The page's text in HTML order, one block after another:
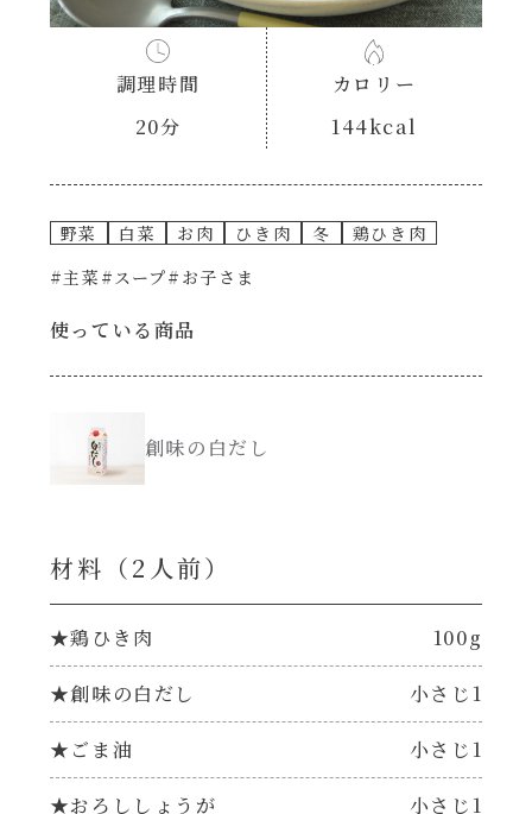
おつまみ/おやつ
ごはんもの
本気中華
肉ピクキノピク
鍋
グラタン/ドリア
含む）
シャンタンシリーズ
シャンタン粉末
創味のつゆ
創味のつゆ減塩
白だし
そうめんつゆ
すき焼のたれ
焼肉のたれ 初代
調理時間
20分
カロリー
144kcal
野菜 白菜 お肉 ひき肉 冬
鶏ひき肉
#主菜 #スープ#お子さま
使っている商品
創味の白だし
材料（2⼈前）
★鶏ひき肉 100g
★創味の白だし 小さじ1
★ごま油 小さじ1
★おろししょうが 小さじ1